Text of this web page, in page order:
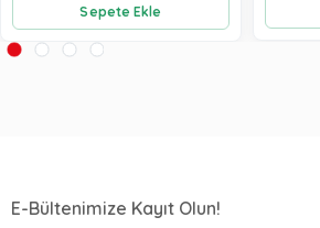
Sepete Ekle
E-Bültenimize Kayıt Olun!